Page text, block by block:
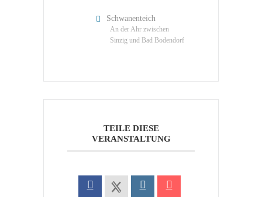
Schwanenteich
An der Ahr zwischen
Sinzig und Bad Bodendorf
TEILE DIESE
VERANSTALTUNG